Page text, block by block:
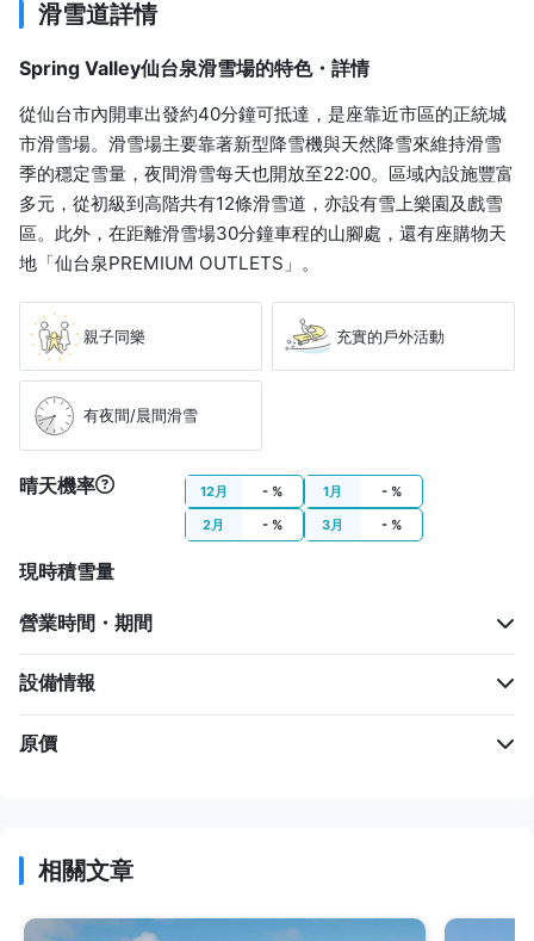
滑雪道詳情
Spring Valley仙台泉滑雪場的特色・詳情
從仙台市內開車出發約40分鐘可抵達，是座靠近市區的正統城
市滑雪場。滑雪場主要靠著新型降雪機與天然降雪來維持滑雪
季的穩定雪量，夜間滑雪每天也開放至22:00。區域內設施豐富
多元，從初級到高階共有12條滑雪道，亦設有雪上樂園及戲雪
區。此外，在距離滑雪場30分鐘車程的山腳處，還有座購物天
地「仙台泉PREMIUM OUTLETS」。
親子同樂 充實的戶外活動
有夜間/晨間滑雪
晴天機率 12月 - % 1月
- %
2月
- % 3月 - %
現時積雪量
營業時間・期間
設備情報
原價
相關文章